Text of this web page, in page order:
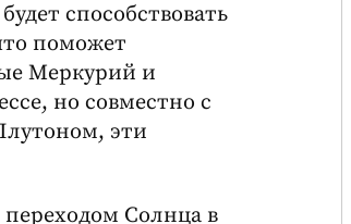
способствовать
поможет
Меркурий и
но совместно с
эти
переходом Солнца в